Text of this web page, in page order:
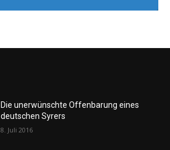
Die unerwünschte Offenbarung eines
deutschen Syrers
8. Juli 2016